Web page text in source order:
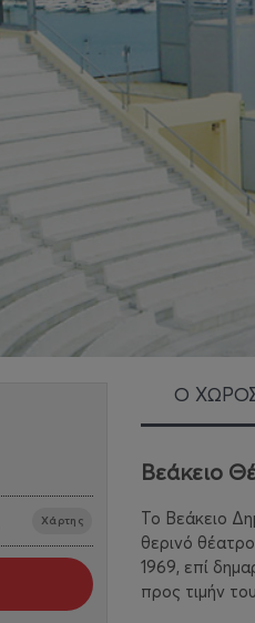
Χάρτης
Ο
Βεάκειο
Το Βεάκειο
θερινό
1969, επί
προς τιμήν